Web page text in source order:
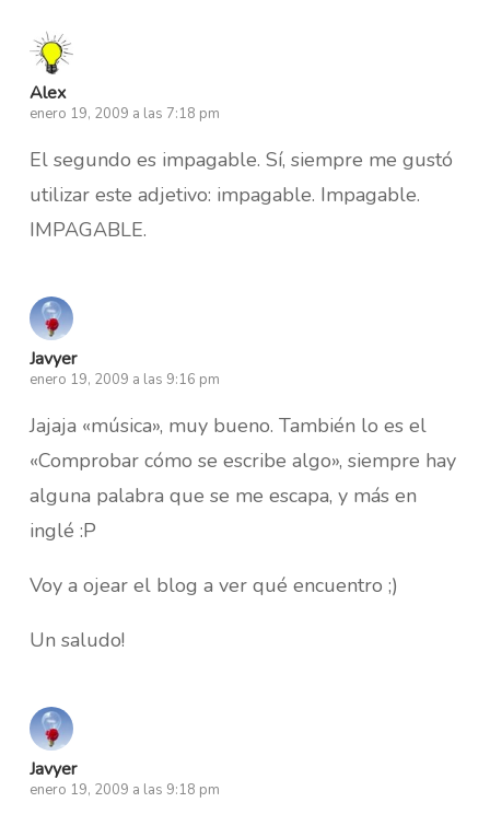
Alex
enero 19, 2009 a las 7:18 pm
El segundo es impagable. Sí, siempre me gustó
utilizar este adjetivo: impagable. Impagable.
IMPAGABLE.
Javyer
enero 19, 2009 a las 9:16 pm
Jajaja «música», muy bueno. También lo es el
«Comprobar cómo se escribe algo», siempre hay
alguna palabra que se me escapa, y más en
inglé :P
Voy a ojear el blog a ver qué encuentro ;)
Un saludo!
Javyer
enero 19, 2009 a las 9:18 pm